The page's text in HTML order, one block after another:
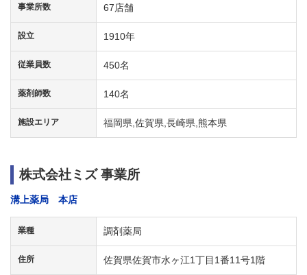
事業所数 67店舗
設立 1910年
従業員数 450名
薬剤師数 140名
施設エリア 福岡県,佐賀県,長崎県,熊本県
株式会社ミズ 事業所
溝上薬局 本店
業種 調剤薬局
住所 佐賀県佐賀市水ヶ江1丁目1番11号1階